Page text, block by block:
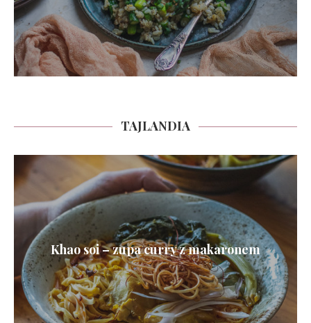
TAJLANDIA
Khao soi – zupa curry z makaronem